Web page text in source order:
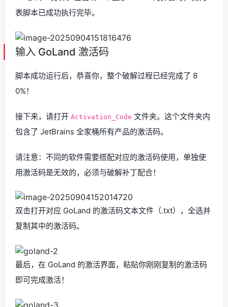
表脚本已成功执行完毕。
输入 GoLand 激活码
脚本成功运行后，恭喜你，整个破解过程已经完成了 8
0%！
接下来，请打开 Activation_Code 文件夹。这个文件夹内
包含了 JetBrains 全家桶所有产品的激活码。
请注意：不同的软件需要搭配对应的激活码使用，单独使
用激活码是无效的，必须与破解补丁配合！
双击打开对应 GoLand 的激活码文本文件（.txt），全选并
复制其中的激活码。
最后，在 GoLand 的激活界面，粘贴你刚刚复制的激活码
即可完成激活！